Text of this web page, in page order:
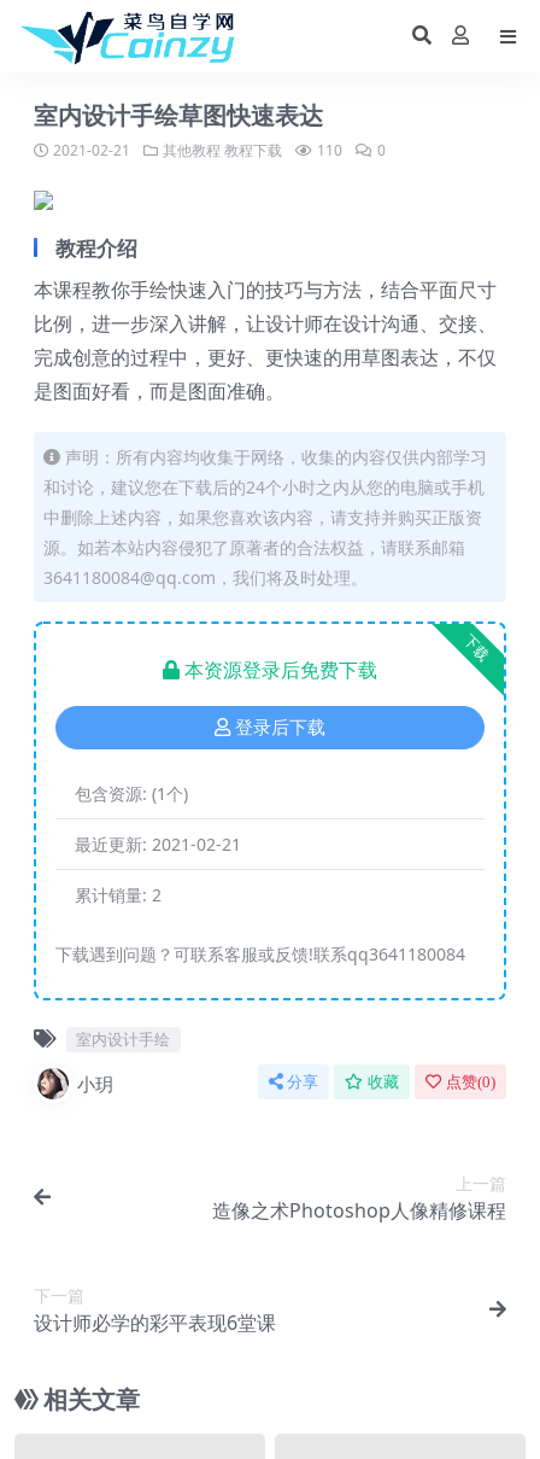
室内设计手绘草图快速表达
2021-02-21 其他教程 教程下载 110 0
教程介绍
本课程教你手绘快速入门的技巧与方法，结合平面尺寸
比例，进一步深入讲解，让设计师在设计沟通、交接、
完成创意的过程中，更好、更快速的用草图表达，不仅
是图面好看，而是图面准确。
声明：所有内容均收集于网络，收集的内容仅供内部学习
和讨论，建议您在下载后的24个小时之内从您的电脑或手机
中删除上述内容，如果您喜欢该内容，请支持并购买正版资
源。如若本站内容侵犯了原著者的合法权益，请联系邮箱
3641180084@qq.com，我们将及时处理。
下载
本资源登录后免费下载
登录后下载
包含资源: (1个)
最近更新: 2021-02-21
累计销量: 2
下载遇到问题？可联系客服或反馈!联系qq3641180084
室内设计手绘
小玥 分享 收藏 点赞(0)
上一篇
造像之术Photoshop人像精修课程
下一篇
设计师必学的彩平表现6堂课
相关文章